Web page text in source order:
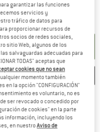
se abre en una ventana
A LA CESTA
COMPARAR
¡encuentre más
vaya a la política de
garantizar las funciones
servicios y
tráfico de datos para
proporcionar recursos de
socios de redes sociales,
sitio Web, algunos de los
salvaguardas adecuadas para
TODAS" aceptas que
cookies que no sean
momento también
la opción "CONFIGURACIÓN"
es voluntario, no es
ser revocado o concedido por
de cookies" en la parte
información, incluyendo los
en nuestroAviso de